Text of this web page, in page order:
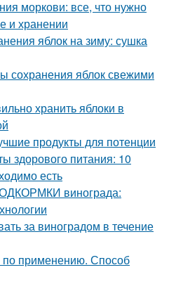
моркови: все, что нужно
и хранении
яблок на зиму: сушка
сохранения яблок свежими
хранить яблоки в
продукты для потенции
здорового питания: 10
есть
винограда:
за виноградом в течение
по применению. Способ